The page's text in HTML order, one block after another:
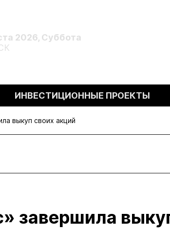
2026, Суббота
ИНВЕСТИЦИОННЫЕ ПРОЕКТЫ
выкуп своих акций
завершила